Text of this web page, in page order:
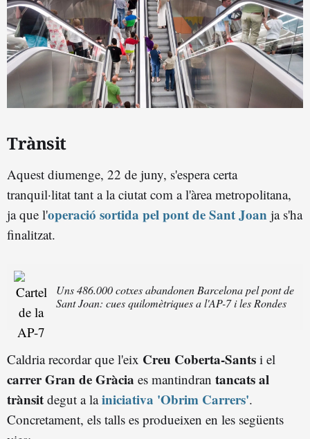
Trànsit
Aquest diumenge, 22 de juny, s'espera certa
tranquil·litat tant a la ciutat com a l'àrea metropolitana,
ja que l'operació sortida pel pont de Sant Joan ja s'ha
finalitzat.
Uns 486.000 cotxes abandonen Barcelona pel pont de
Sant Joan: cues quilomètriques a l'AP-7 i les Rondes
Caldria recordar que l'eix Creu Coberta-Sants i el
carrer Gran de Gràcia es mantindran tancats al
trànsit degut a lainiciativa 'Obrim Carrers'.
Concretament, els talls es produeixen en les següents